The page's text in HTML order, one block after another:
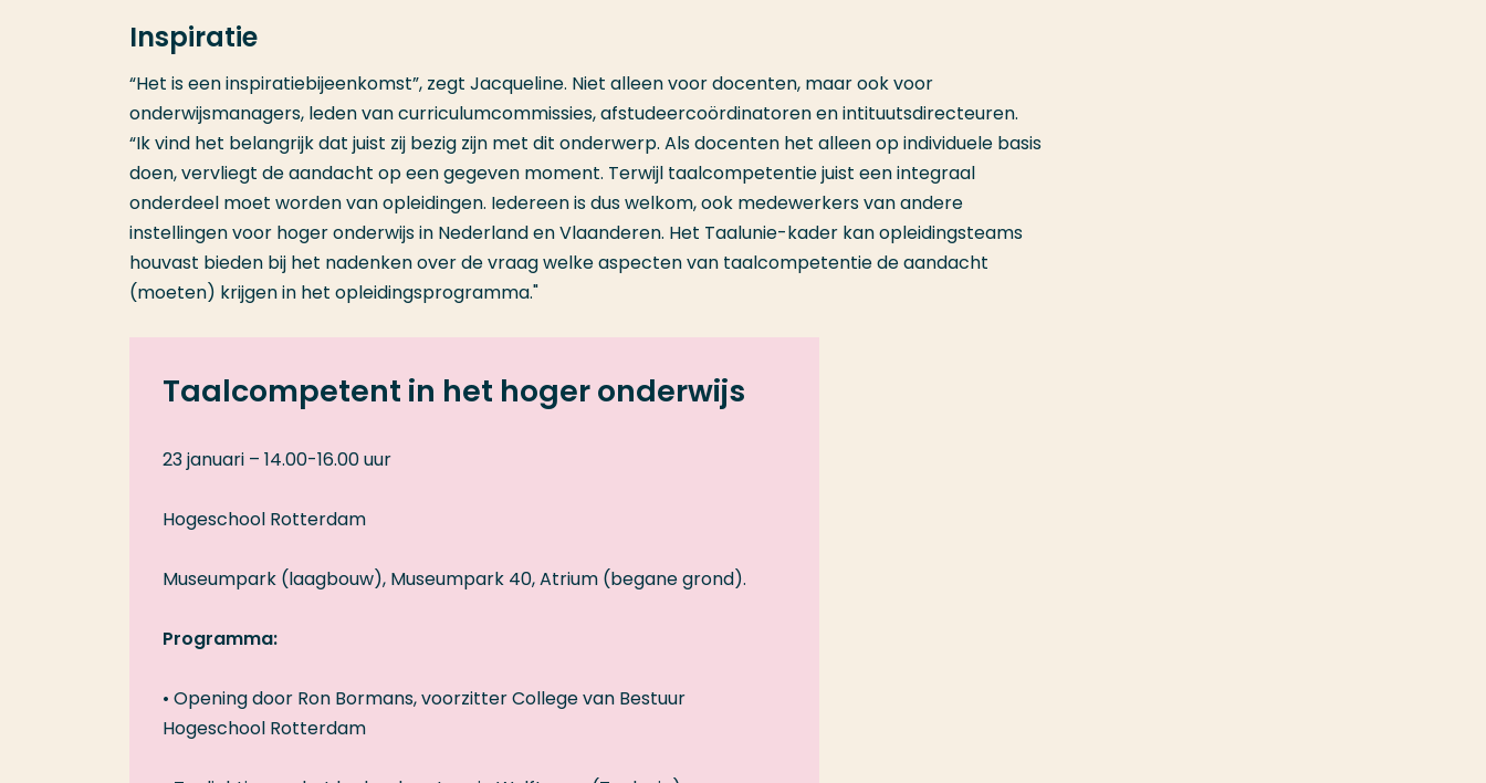
Inspiratie
“Het is een inspiratiebijeenkomst”, zegt Jacqueline. Niet alleen voor docenten, maar ook voor
onderwijsmanagers, leden van curriculumcommissies, afstudeercoördinatoren en intituutsdirecteuren.
“Ik vind het belangrijk dat juist zij bezig zijn met dit onderwerp. Als docenten het alleen op individuele basis
doen, vervliegt de aandacht op een gegeven moment. Terwijl taalcompetentie juist een integraal
onderdeel moet worden van opleidingen. Iedereen is dus welkom, ook medewerkers van andere
instellingen voor hoger onderwijs in Nederland en Vlaanderen. Het Taalunie-kader kan opleidingsteams
houvast bieden bij het nadenken over de vraag welke aspecten van taalcompetentie de aandacht
(moeten) krijgen in het opleidingsprogramma."
Taalcompetent in het hoger onderwijs
23 januari – 14.00-16.00 uur
Hogeschool Rotterdam
Museumpark (laagbouw), Museumpark 40, Atrium (begane grond).
Programma:
• Opening door Ron Bormans, voorzitter College van Bestuur
Hogeschool Rotterdam